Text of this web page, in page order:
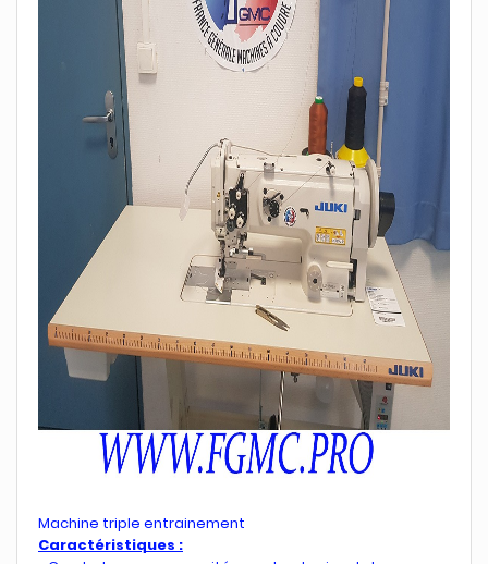
Machine triple entrainement
Caractéristiques :